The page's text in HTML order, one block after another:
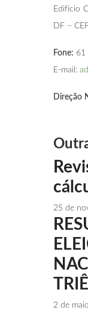
Edifício
DF –
Fone: 61
E-mail:
Direção
25 de
2 de